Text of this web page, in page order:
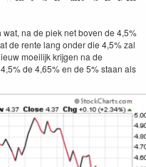
na de piek net boven de 4,5%
de rente lang onder die 4,5% zal
moeilijk krijgen na de
de 4,65% en de 5% staan als